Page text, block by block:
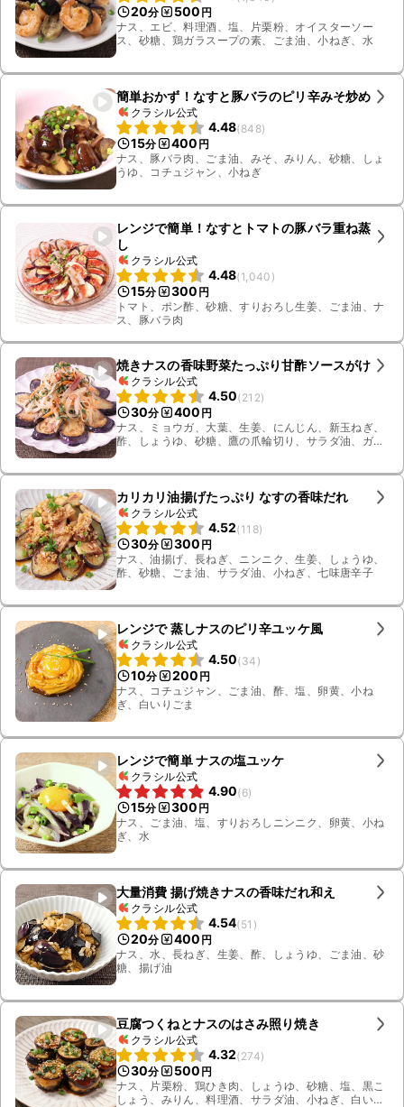
20分 500 円
ナス、エビ、料理酒、塩、片栗粉、オイスターソー
ス、砂糖、鶏ガラスープの素、ごま油、小ねぎ、水
簡単おかず！なすと豚バラのピリ辛みそ炒め
クラシル公式
4.48(848)
15分 400 円
ナス、豚バラ肉、ごま油、みそ、みりん、砂糖、しょ
うゆ、コチュジャン、小ねぎ
レンジで簡単！なすとトマトの豚バラ重ね蒸
し
クラシル公式
4.48(1,040 )
15分 300 円
トマト、ポン酢、砂糖、すりおろし生姜、ごま油、ナ
ス、豚バラ肉
焼きナスの香味野菜たっぷり甘酢ソースがけ
クラシル公式
4.50(212)
30分 400 円
ナス、ミョウガ、大葉、生姜、にんじん、新玉ねぎ、
酢、しょうゆ、砂糖、鷹の爪輪切り、サラダ油、ガー
カリカリ油揚げたっぷり なすの香味だれ
クラシル公式
4.52(118)
30分 300 円
ナス、油揚げ、長ねぎ、ニンニク、生姜、しょうゆ、
酢、砂糖、ごま油、サラダ油、小ねぎ、七味唐辛子
レンジで 蒸しナスのピリ辛ユッケ風
クラシル公式
4.50(34 )
10分 200 円
ナス、コチュジャン、ごま油、酢、塩、卵黄、小ね
ぎ、白いりごま
レンジで簡単 ナスの塩ユッケ
クラシル公式
4.90(6)
15分 300 円
ナス、ごま油、塩、すりおろしニンニク、卵黄、小ね
ぎ、水
大量消費 揚げ焼きナスの香味だれ和え
クラシル公式
4.54(51 )
20分 400 円
ナス、水、長ねぎ、生姜、酢、しょうゆ、ごま油、砂
糖、揚げ油
豆腐つくねとナスのはさみ照り焼き
クラシル公式
4.32(274)
30分 500 円
ナス、片栗粉、鶏ひき肉、しょうゆ、砂糖、塩、黒こ
しょう、みりん、料理酒、サラダ油、小ねぎ、白いり